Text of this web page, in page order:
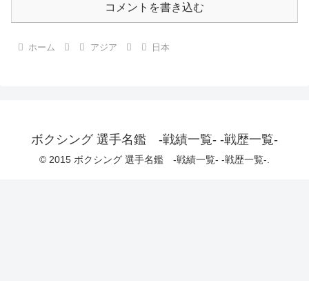
コメントを書き込む
ホーム アジア 日本
ボクシング 選手名鑑 -戦績一覧- -戦歴一覧-
© 2015 ボクシング 選手名鑑 -戦績一覧- -戦歴一覧-.